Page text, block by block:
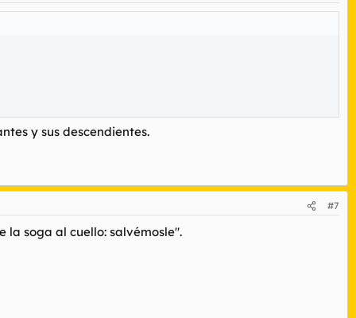
y sus descendientes.
#7
la soga al cuello: salvémosle".